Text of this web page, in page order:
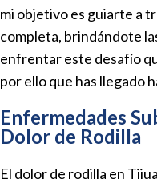
mi objetivo es guiarte a
completa, brindándote
enfrentar este desafío
por ello que has llegado
Enfermedades
Dolor de Rodilla
El dolor de rodilla en